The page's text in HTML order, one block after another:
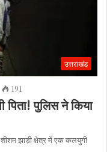
उत्तराखंड
191
पिता! पुलिस ने किया
झाड़ी क्षेत्र में एक कलयुगी